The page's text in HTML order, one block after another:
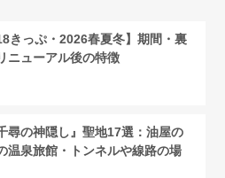
きっぷ・2026春夏冬】期間・裏
ニューアル後の特徴
尋の神隠し』聖地17選：油屋の
温泉旅館・トンネルや線路の場